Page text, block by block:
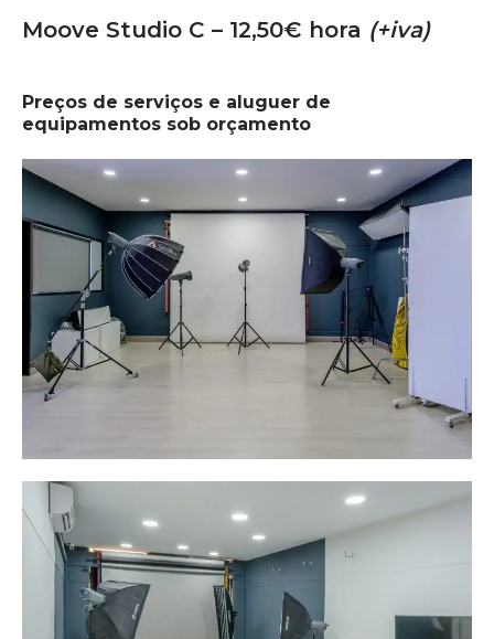
Moove Studio C – 12,50€ hora (+iva)
Preços de serviços e aluguer de
equipamentos sob orçamento